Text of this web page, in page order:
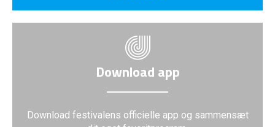
Download app
Download festivalens officielle app og sammensæt